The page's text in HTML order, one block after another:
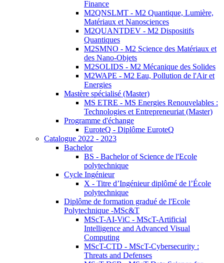
Finance
M2QNSLMT - M2 Quantique, Lumière,
Matériaux et Nanosciences
M2QUANTDEV - M2 Dispositifs
Quantiques
M2SMNO - M2 Science des Matériaux et
des Nano-Objets
M2SOLIDS - M2 Mécanique des Solides
M2WAPE - M2 Eau, Pollution de l'Air et
Energies
Mastère spécialisé (Master)
MS ETRE - MS Energies Renouvelables :
Technologies et Entrepreneuriat (Master)
Programme d'échange
EuroteQ - Diplôme EuroteQ
Catalogue 2022 - 2023
Bachelor
BS - Bachelor of Science de l'Ecole
polytechnique
Cycle Ingénieur
X - Titre d’Ingénieur diplômé de l’École
polytechnique
Diplôme de formation gradué de l'Ecole
Polytechnique -MSc&T
MScT-AI-ViC - MScT-Artificial
Intelligence and Advanced Visual
Computing
MScT-CTD - MScT-Cybersecurity :
Threats and Defenses